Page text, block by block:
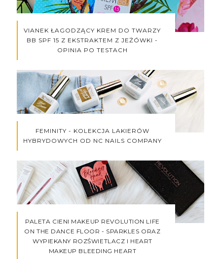
VIANEK ŁAGODZĄCY KREM DO TWARZY
BB SPF 15 Z EKSTRAKTEM Z JEŻÓWKI -
OPINIA PO TESTACH
FEMINITY - KOLEKCJA LAKIERÓW
HYBRYDOWYCH OD NC NAILS COMPANY
PALETA CIENI MAKEUP REVOLUTION LIFE
ON THE DANCE FLOOR - SPARKLES ORAZ
WYPIEKANY ROZŚWIETLACZ I HEART
MAKEUP BLEEDING HEART